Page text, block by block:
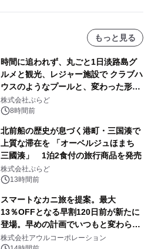
もっと見る
時間に追われず、丸ごと1日淡路島グ
ルメと観光、レジャー施設で クラブハ
ウスのようなプールと、変わった形の
サウナも 「THE BOXY AWAJI」のお
得な素泊まり連泊プランで
株式会社ぷらど
8時間前
北前船の歴史が息づく港町・三国湊で
上質な滞在を 「オーベルジュほまち
三國湊」 1泊2食付の旅行商品を発売
株式会社ぷらど
13時間前
スマートなカニ旅を提案。最大
13％OFFとなる早割120日前が新たに
登場。早めの計画でいつもと変わらぬ
大人の冬旅を。ー夕日ヶ浦温泉「佳松
株式会社アウルコーポレーション